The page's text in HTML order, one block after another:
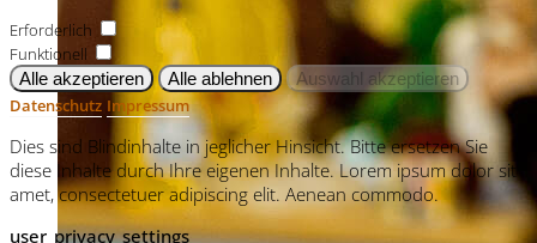
Erforderlich
Funktionell
Datenschutz Impressum
Dies sind Blindinhalte in jeglicher Hinsicht. Bitte ersetzen Sie
diese Inhalte durch Ihre eigenen Inhalte. Lorem ipsum dolor sit
amet, consectetuer adipiscing elit. Aenean commodo.
user_privacy_settings